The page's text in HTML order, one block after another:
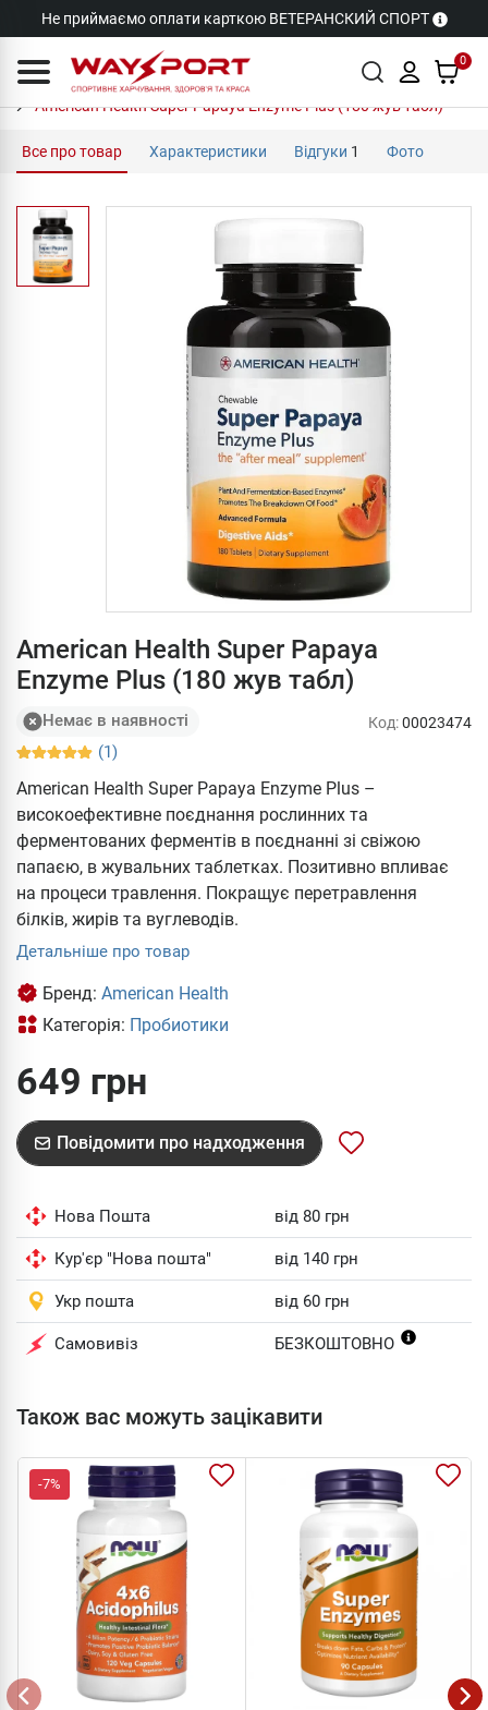
Не приймаємо оплати карткою ВЕТЕРАНСКИЙ СПОРТ
0
American Health Super Papaya Enzyme Plus (180 жув табл)
Все про товар Характеристики Відгуки 1 Фото
American Health Super Papaya
Enzyme Plus (180 жув табл)
Немає в наявності
(1)
Код:00023474
American Health Super Papaya Enzyme Plus –
високоефективне поєднання рослинних та
ферментованих ферментів в поєднанні зі свіжою
папаєю, в жувальних таблетках. Позитивно впливає
на процеси травлення. Покращує перетравлення
білків, жирів та вуглеводів.
Детальніше про товар
Бренд: American Health
Категорія: Пробиотики
649 грн
Повідомити про надходження
Нова Пошта від 80 грн
Кур'єр "Нова пошта" від 140 грн
Укр пошта від 60 грн
Самовивіз БЕЗКОШТОВНО
Також вас можуть зацікавити
-7%